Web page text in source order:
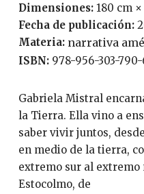
Dimensiones: 180 cm
Fecha de publicación:
Materia: narrativa
ISBN: 978-956-303-
Gabriela Mistral encarna la revolución mestiza de
la Tierra. Ella vino a
saber vivir juntos,
en medio de la tierra,
extremo sur al extremo
Estocolmo, de